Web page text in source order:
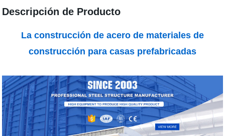
Descripción de Producto
La construcción de acero de materiales de
construcción para casas prefabricadas